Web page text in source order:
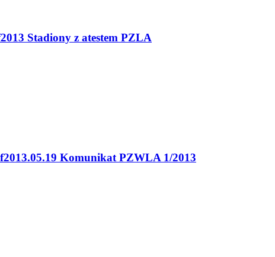
2013 Stadiony z atestem PZLA
2013.05.19 Komunikat PZWLA 1/2013